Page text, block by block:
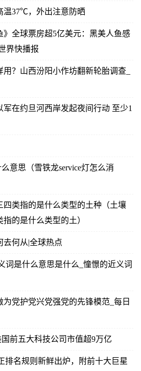
温37℃，外出注意防晒
》全球票房超5亿美元：黑美人鱼感
界快播报
？山西汾阳小作坊翻新轮胎调查_
军在约旦河西岸发起夜间行动 至少1
意思（雪铁龙service灯怎么消
四类指的是什么类型的土种（土壤
的是什么类型的土）
去何从|全球热点
词是什么意思是什么_憧憬的近义词
为党护党兴党强党的先锋模范_每日
前五大科技公司市值超9万亿
排名规则新鲜出炉，附前十大巨星